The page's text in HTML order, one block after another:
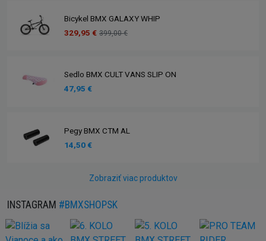
Bicykel BMX GALAXY WHIP
329,95 € 399,00 €
Sedlo BMX CULT VANS SLIP ON
47,95 €
Pegy BMX CTM AL
14,50 €
Zobraziť viac produktov
INSTAGRAM #BMXSHOPSK